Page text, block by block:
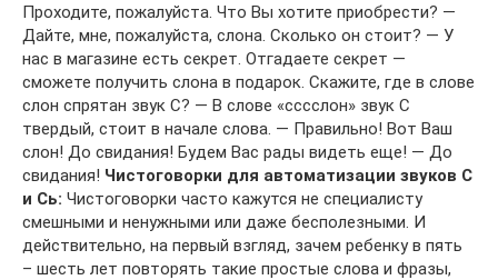
Проходите, пожалуйста. Что Вы хотите приобрести? —
Дайте, мне, пожалуйста, слона. Сколько он стоит? — У
нас в магазине есть секрет. Отгадаете секрет —
сможете получить слона в подарок. Скажите, где в слове
слон спрятан звук С? — В слове «сссслон» звук С
твердый, стоит в начале слова. — Правильно! Вот Ваш
слон! До свидания! Будем Вас рады видеть еще! — До
свидания! Чистоговорки для автоматизации звуков С
и Сь: Чистоговорки часто кажутся не специалисту
смешными и ненужными или даже бесполезными. И
действительно, на первый взгляд, зачем ребенку в пять
– шесть лет повторять такие простые слова и фразы,